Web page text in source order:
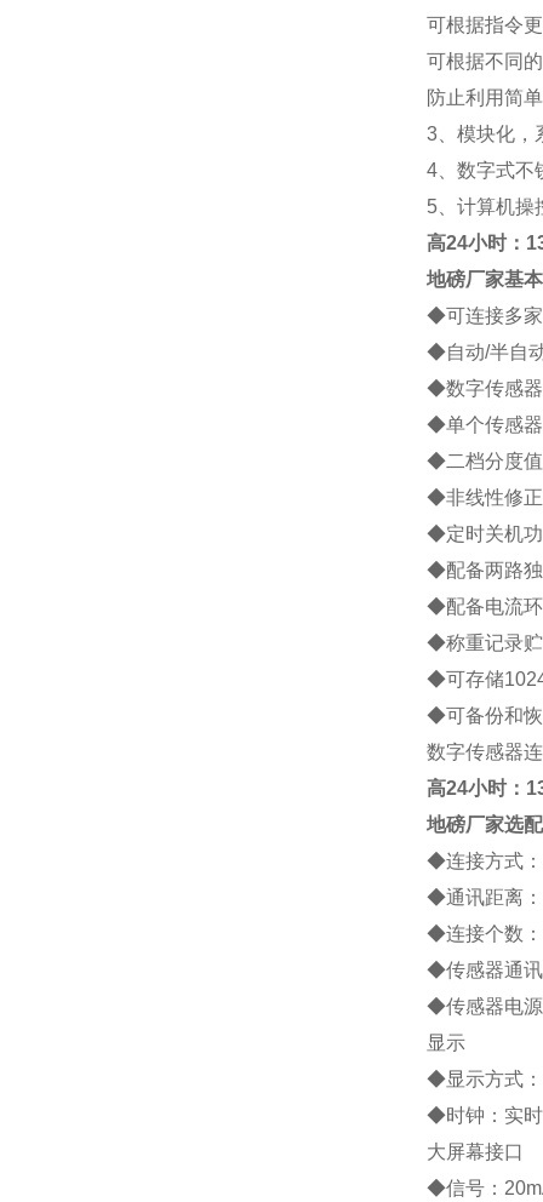
可根据指令
可根据不同
防止利用简
3、模块化，
4、数字式不
5、计算机操
高24小时：
地磅厂家基
◆可连接多
◆自动/半自
◆数字传感
◆单个传感
◆二档分度
◆非线性修
◆定时关机
◆配备两路
◆配备电流
◆称重记录
◆可存储
◆可备份和
数字传感器
高24小时：
地磅厂家选
◆连接方式：
◆通讯距离
◆连接个数：
◆传感器通
◆传感器电
显示
◆显示方式：
◆时钟：实
大屏幕接口
◆信号：